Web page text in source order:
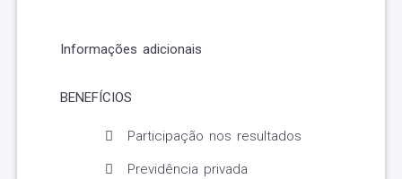
Informações adicionais
BENEFÍCIOS
Participação nos resultados
Previdência privada